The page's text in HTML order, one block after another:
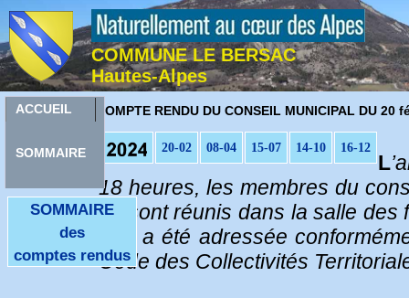
COMMUNE LE BERSAC
Hautes-Alpes
ACCUEIL
SOMMAIRE
OMPTE RENDU DU CONSEIL MUNICIPAL DU 20
SOMMAIRE
des
comptes rendus
20-02 08-04 15-07 14-10 16-12
L
18 heures, les membres du
se sont réunis dans la salle des
leur a été adressée
Code des Collectivités